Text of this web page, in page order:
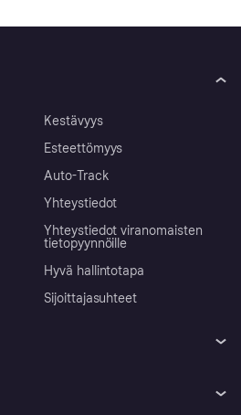
Kestävyys
Esteettömyys
Auto-Track
Yhteystiedot
Yhteystiedot viranomaisten
tietopyynnöille
Hyvä hallintotapa
Sijoittajasuhteet